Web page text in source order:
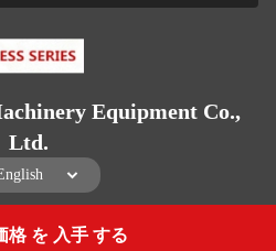
格 を 入手 する
Equipment Co.,
Ltd.
Equipment Co., Ltd.
Get a Quote